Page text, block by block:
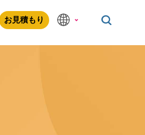
お見積もり